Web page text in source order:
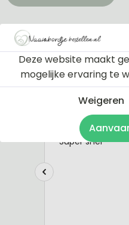
Deze website maakt
mogelijke ervaring te
Weigeren